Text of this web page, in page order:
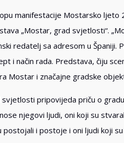
manifestacije Mostarsko ljeto
„Mostar, grad svjetlosti“.
redatelj sa adresom u Španiji.
i način rada. Predstava, čiju
Mostar i značajne gradske
svjetlosti pripovijeda priču o
njegovi ljudi, oni koji su
postojali i postoje i oni ljudi koji